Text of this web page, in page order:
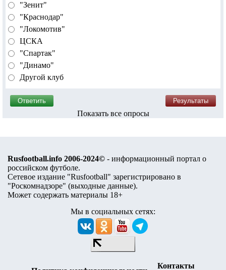
"Зенит"
"Краснодар"
"Локомотив"
ЦСКА
"Спартак"
"Динамо"
Другой клуб
Показать все опросы
Rusfootball.info 2006-2024© - информационный портал о
российском футболе.
Сетевое издание "Rusfootball" зарегистрировано в
"Роскомнадзоре" (выходные данные).
Может содержать материалы 18+
Мы в социальных сетях:
Контакты